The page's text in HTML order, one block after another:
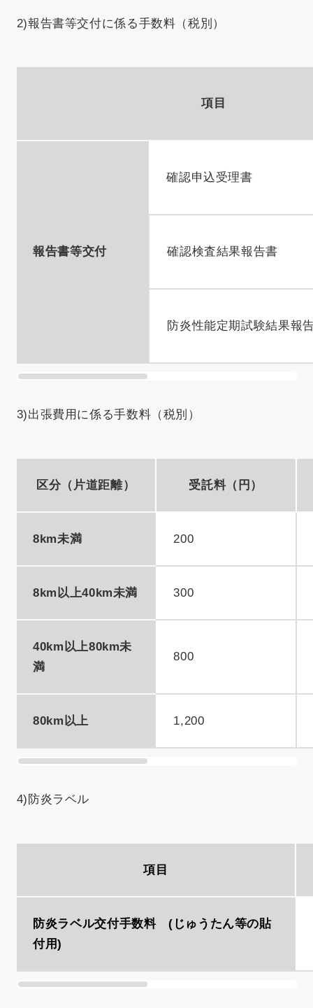
2)報告書等交付に係る手数料（税別）
項目
報告書等交付
確認申込受理書
確認検査結果報告書
防炎性能定期試験結果報
3)出張費用に係る手数料（税別）
区分（片道距離） 受託料（円）
8km未満 200
8km以上40km未満 300
40km以上80km未
満
800
80km以上 1,200
4)防炎ラベル
項目
防炎ラベル交付手数料 (じゅうたん等の貼
付用)